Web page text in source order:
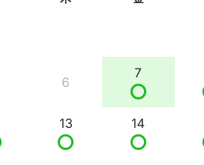
6
7
13 14